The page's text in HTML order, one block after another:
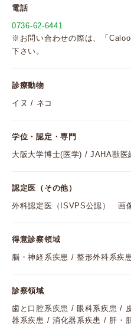
電話
0736-62-6441
※お問い合わせの際は、「
下さい。
診療動物
イヌ / ネコ
学位・認定・専門
大阪大学博士(医学) / JAHA獣医
認定医（その他）
外科認定医（ISVPS公認）
得意診察領域
脳・神経系疾患 / 整形外科系疾
診察領域
歯と口腔系疾患 / 眼科系疾患 /
器系疾患 / 消化器系疾患 / 肝・